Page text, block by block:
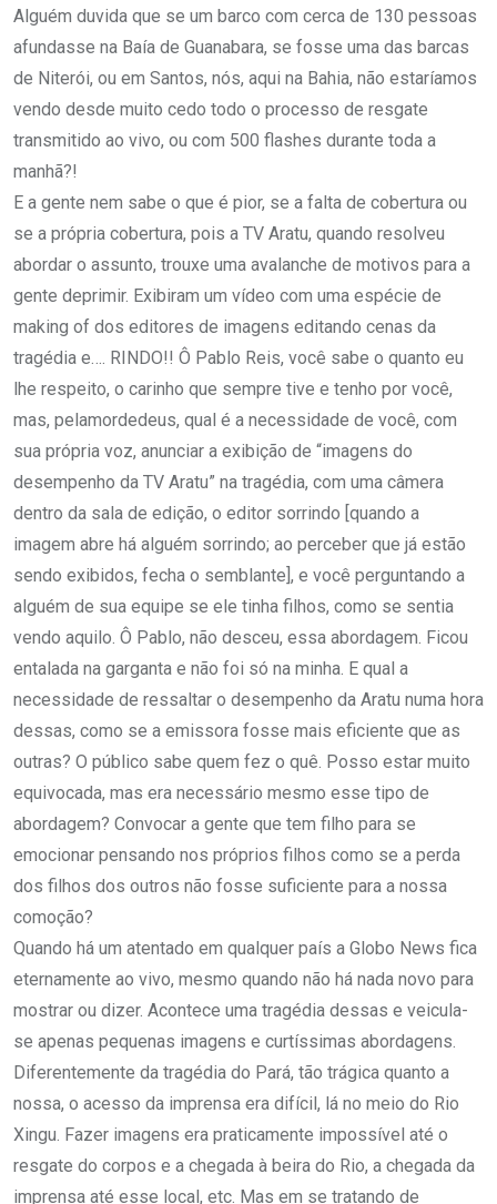
Alguém duvida que se um barco com cerca de 130 pessoas
afundasse na Baía de Guanabara, se fosse uma das barcas
de Niterói, ou em Santos, nós, aqui na Bahia, não estaríamos
vendo desde muito cedo todo o processo de resgate
transmitido ao vivo, ou com 500 flashes durante toda a
manhã?!
E a gente nem sabe o que é pior, se a falta de cobertura ou
se a própria cobertura, pois a TV Aratu, quando resolveu
abordar o assunto, trouxe uma avalanche de motivos para a
gente deprimir. Exibiram um vídeo com uma espécie de
making of dos editores de imagens editando cenas da
tragédia e…. RINDO!! Ô Pablo Reis, você sabe o quanto eu
lhe respeito, o carinho que sempre tive e tenho por você,
mas, pelamordedeus, qual é a necessidade de você, com
sua própria voz, anunciar a exibição de “imagens do
desempenho da TV Aratu” na tragédia, com uma câmera
dentro da sala de edição, o editor sorrindo [quando a
imagem abre há alguém sorrindo; ao perceber que já estão
sendo exibidos, fecha o semblante], e você perguntando a
alguém de sua equipe se ele tinha filhos, como se sentia
vendo aquilo. Ô Pablo, não desceu, essa abordagem. Ficou
entalada na garganta e não foi só na minha. E qual a
necessidade de ressaltar o desempenho da Aratu numa hora
dessas, como se a emissora fosse mais eficiente que as
outras? O público sabe quem fez o quê. Posso estar muito
equivocada, mas era necessário mesmo esse tipo de
abordagem? Convocar a gente que tem filho para se
emocionar pensando nos próprios filhos como se a perda
dos filhos dos outros não fosse suficiente para a nossa
comoção?
Quando há um atentado em qualquer país a Globo News fica
eternamente ao vivo, mesmo quando não há nada novo para
mostrar ou dizer. Acontece uma tragédia dessas e veicula-
se apenas pequenas imagens e curtíssimas abordagens.
Diferentemente da tragédia do Pará, tão trágica quanto a
nossa, o acesso da imprensa era difícil, lá no meio do Rio
Xingu. Fazer imagens era praticamente impossível até o
resgate do corpos e a chegada à beira do Rio, a chegada da
imprensa até esse local, etc. Mas em se tratando de